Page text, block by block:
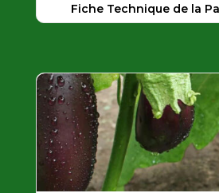
Fiche Technique de la